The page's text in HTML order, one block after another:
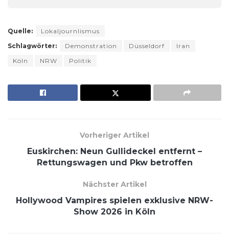
Quelle:
Lokaljournlismus
Schlagwörter:
Demonstration Düsseldorf
Iran
Köln
NRW Politik
Vorheriger Artikel
Euskirchen: Neun Gullideckel entfernt –
Rettungswagen und Pkw betroffen
Nächster Artikel
Hollywood Vampires spielen exklusive NRW-
Show 2026 in Köln